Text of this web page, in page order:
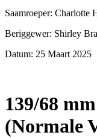
Saamroeper: Charlotte
Beriggewer: Shirley
Datum: 25 Maart 2025
139/68
(Normale